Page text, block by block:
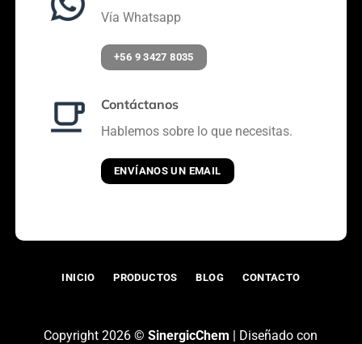
Vía Whatsapp
+56 9 3427 8035
Contáctanos
Hablemos sobre lo que necesitas.
ENVÍANOS UN EMAIL
INICIO PRODUCTOS BLOG CONTACTO
Copyright 2026 ©SinergicChem | Diseñado con